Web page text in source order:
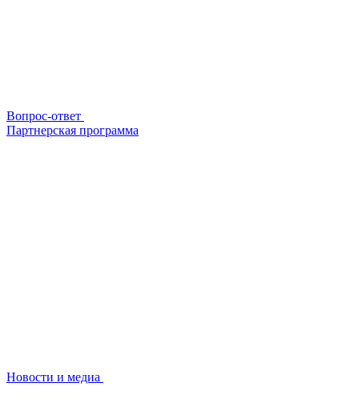
Вопрос-ответ
Партнерская программа
Новости и медиа